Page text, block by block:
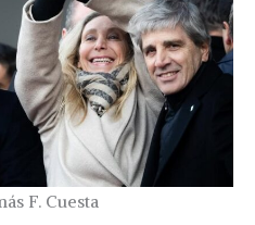
F. Cuesta